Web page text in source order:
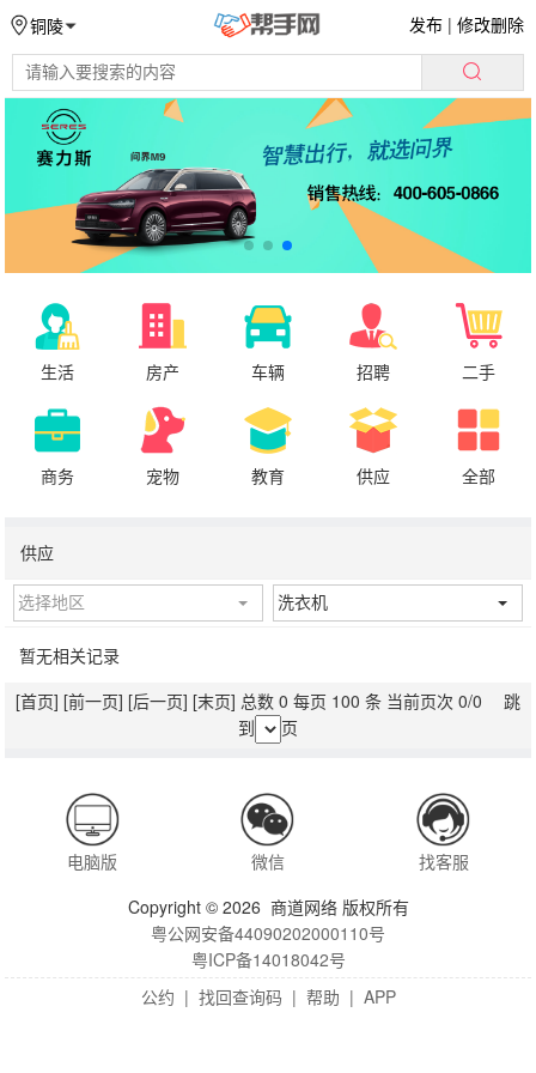
铜陵 发布 |修改删除
生活 房产 车辆 招聘 二手
商务 宠物 教育 供应 全部
供应
选择地区 洗衣机
暂无相关记录
[首页] [前一页] [后一页] [末页] 总数 0 每页 100 条 当前页次 0/0 跳
到
页
电脑版 微信
找客服
Copyright © 2026 商道网络 版权所有
粤公网安备44090202000110号
粤ICP备14018042号
公约 | 找回查询码 | 帮助 | APP